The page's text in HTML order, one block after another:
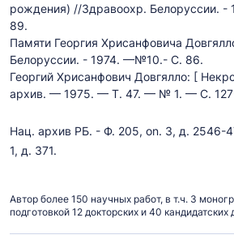
рождения) //Здравоохр. Белоруссии.
89.
Памяти Георгия Хрисанфовича
Белоруссии. - 1974. —№10.- С. 86.
Георгий Хрисанфович Довгялло: [
архив. — 1975. — Т. 47. — № 1. — С.
Нац. архив РБ. - Ф. 205, on. 3, д. 2546-
1, д. 371.
Автор более 150 научных работ, в т.ч. 3
подготовкой 12 докторских и 40 кандидатских